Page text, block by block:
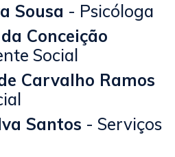
Sousa - Psicóloga
Conceição
Social
Carvalho Ramos
Santos - Serviços